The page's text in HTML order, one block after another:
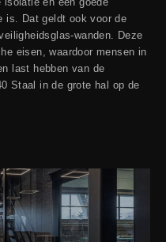
is. Dat geldt ook voor de
wanden. Deze
eisen, waardoor mensen in
last hebben van de
Staal in de grote hal op de